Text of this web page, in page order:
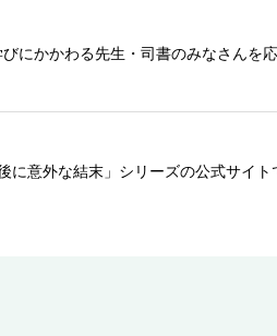
にかかわる先生・司書のみなさんを
意外な結末」シリーズの公式サイト